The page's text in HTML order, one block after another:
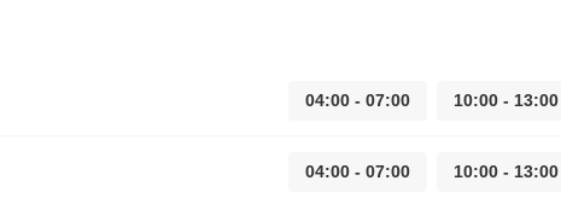
04:00 - 07:00 10:00 - 13:00
04:00 - 07:00 10:00 - 13:00